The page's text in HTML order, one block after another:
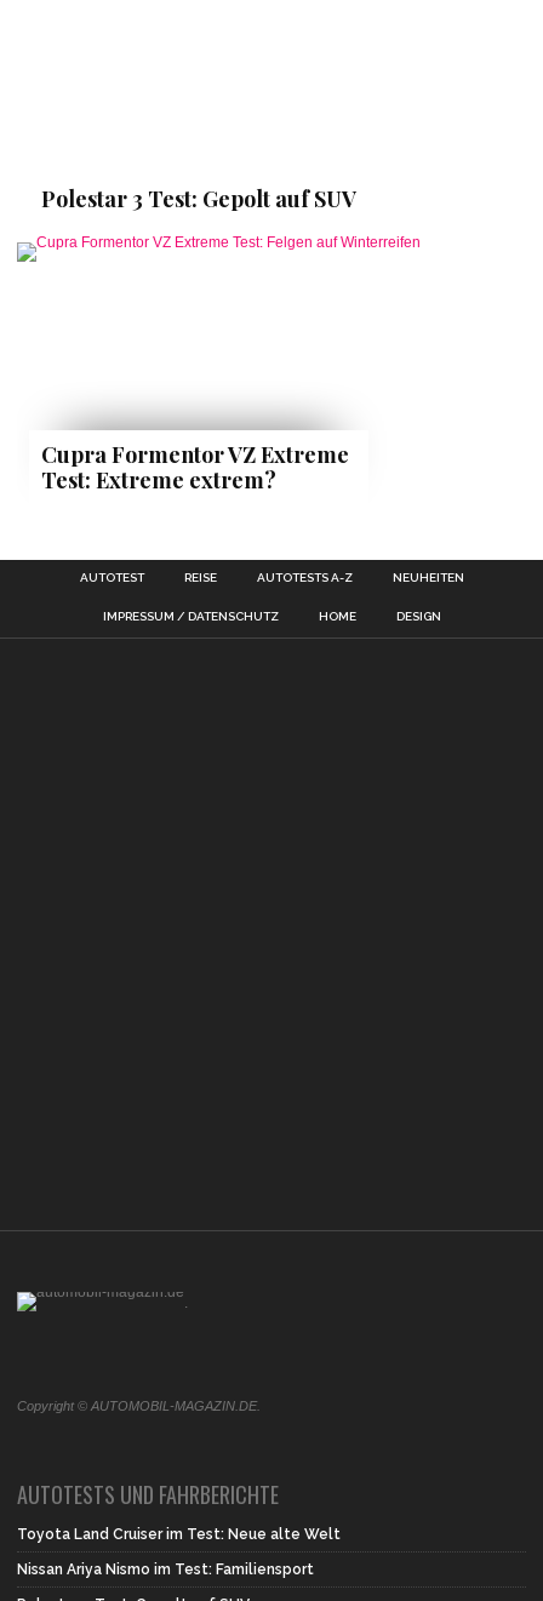
Polestar 3 Test: Gepolt auf SUV
Cupra Formentor VZ Extreme
Test: Extreme extrem?
AUTOTEST REISE AUTOTESTS A-Z NEUHEITEN
IMPRESSUM / DATENSCHUTZ HOME DESIGN
.
Copyright © AUTOMOBIL-MAGAZIN.DE.
AUTOTESTS UND FAHRBERICHTE
Toyota Land Cruiser im Test: Neue alte Welt
Nissan Ariya Nismo im Test: Familiensport